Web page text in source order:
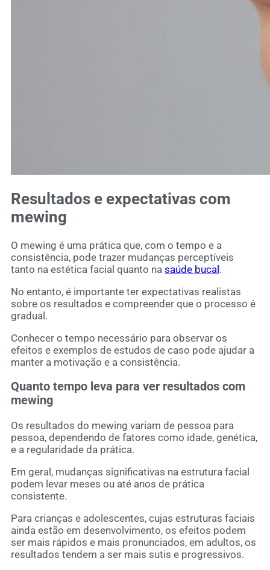
Resultados e expectativas com
mewing
O mewing é uma prática que, com o tempo e a
consistência, pode trazer mudanças perceptíveis
tanto na estética facial quanto na saúde bucal.
No entanto, é importante ter expectativas realistas
sobre os resultados e compreender que o processo é
gradual.
Conhecer o tempo necessário para observar os
efeitos e exemplos de estudos de caso pode ajudar a
manter a motivação e a consistência.
Quanto tempo leva para ver resultados com
mewing
Os resultados do mewing variam de pessoa para
pessoa, dependendo de fatores como idade, genética,
e a regularidade da prática.
Em geral, mudanças significativas na estrutura facial
podem levar meses ou até anos de prática
consistente.
Para crianças e adolescentes, cujas estruturas faciais
ainda estão em desenvolvimento, os efeitos podem
ser mais rápidos e mais pronunciados, em adultos, os
resultados tendem a ser mais sutis e progressivos.